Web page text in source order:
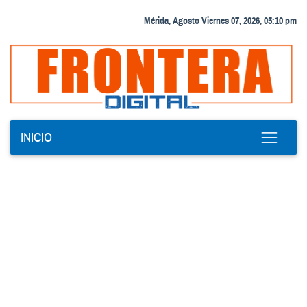
Mérida, Agosto Viernes 07, 2026, 05:10 pm
INICIO